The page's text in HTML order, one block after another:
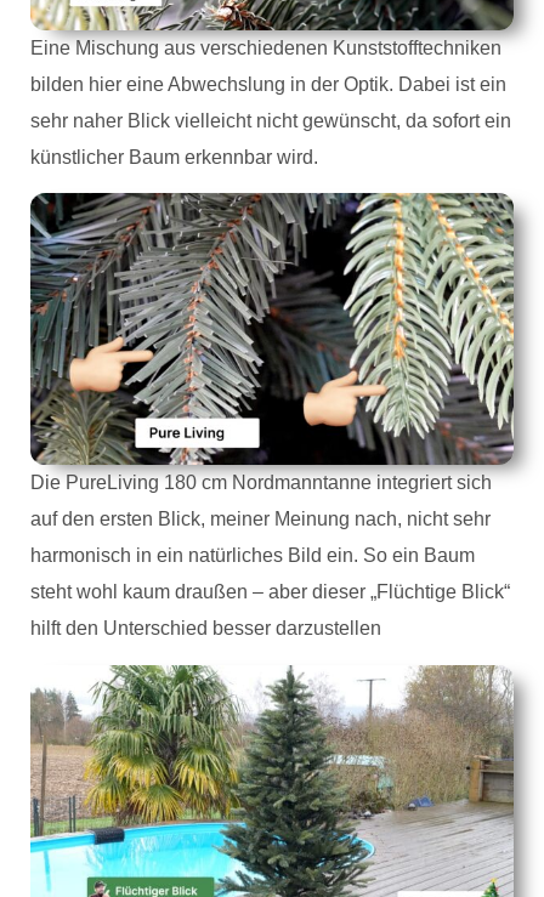
Eine Mischung aus verschiedenen Kunststofftechniken
bilden hier eine Abwechslung in der Optik. Dabei ist ein
sehr naher Blick vielleicht nicht gewünscht, da sofort ein
künstlicher Baum erkennbar wird.
Die PureLiving 180 cm Nordmanntanne integriert sich
auf den ersten Blick, meiner Meinung nach, nicht sehr
harmonisch in ein natürliches Bild ein. So ein Baum
steht wohl kaum draußen – aber dieser „Flüchtige Blick“
hilft den Unterschied besser darzustellen